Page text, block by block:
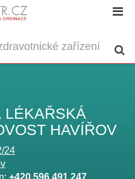
LÉKAŘSKÁ
HAVÍŘOV
24
+420 596 491 247